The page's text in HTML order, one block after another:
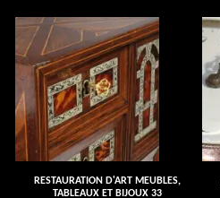
RESTAURATION D'ART MEUBLES,
TABLEAUX ET BIJOUX 33